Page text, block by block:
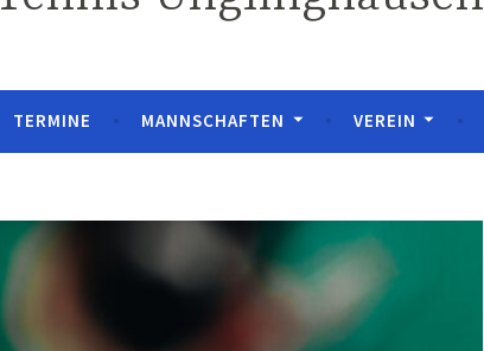
TERMINE MANNSCHAFTEN VEREIN